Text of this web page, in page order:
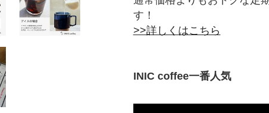
す！
>>詳しくはこちら
INIC coffee一番人気